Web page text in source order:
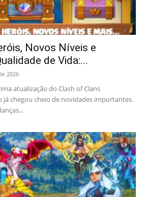
Novos Níveis e
de Vida:...
2026
atualização do Clash of Clans
já chegou cheio de novidades importantes.